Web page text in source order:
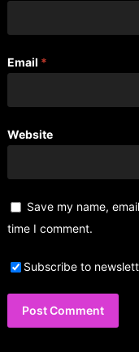
Email *
Website
Save my name,
time I comment.
Subscribe to